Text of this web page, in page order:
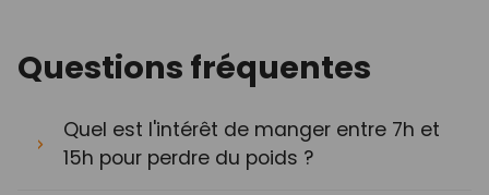
Questions fréquentes
Quel est l'intérêt de manger entre 7h et
15h pour perdre du poids ?